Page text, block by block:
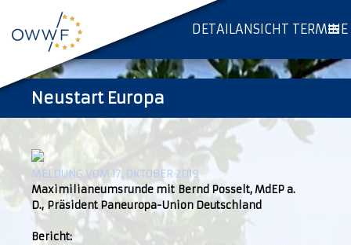
DETAILANSICHT TERMINE
Neustart Europa
MELDUNG VOM 17. OKTOBER 2019
Maximilianeumsrunde mit Bernd Posselt, MdEP a.
D., Präsident Paneuropa-Union Deutschland
Bericht: